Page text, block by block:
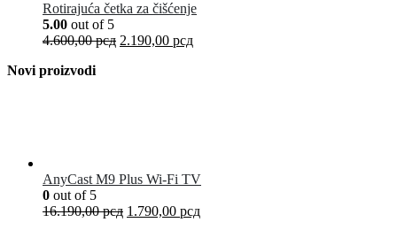
Rotirajuća četka za čišćenje
5.00 out of 5
4.600,00рсд 2.190,00 рсд
Novi proizvodi
AnyCast M9 Plus Wi-Fi TV
0 out of 5
16.190,00рсд 1.790,00 рсд